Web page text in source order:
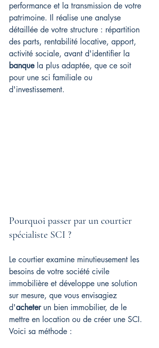
performance et la transmission de votre
patrimoine. Il réalise une analyse
détaillée de votre structure : répartition
des parts, rentabilité locative, apport,
activité sociale, avant d'identifier la
banque la plus adaptée, que ce soit
pour une sci familiale ou
d'investissement.
Pourquoi passer par un courtier
spécialiste SCI ?
Le courtier examine minutieusement les
besoins de votre société civile
immobilière et développe une solution
sur mesure, que vous envisagiez
d'acheter un bien immobilier, de le
mettre en location ou de créer une SCI.
Voici sa méthode :